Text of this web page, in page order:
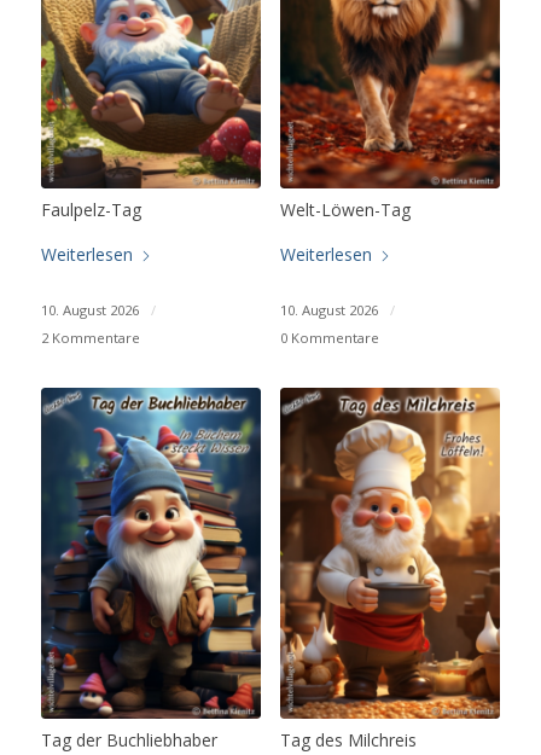
Faulpelz-Tag
Weiterlesen
10. August 2026
/
2 Kommentare
Welt-Löwen-Tag
Weiterlesen
10. August 2026
/
0 Kommentare
Tag der Buchliebhaber
Tag des Milchreis